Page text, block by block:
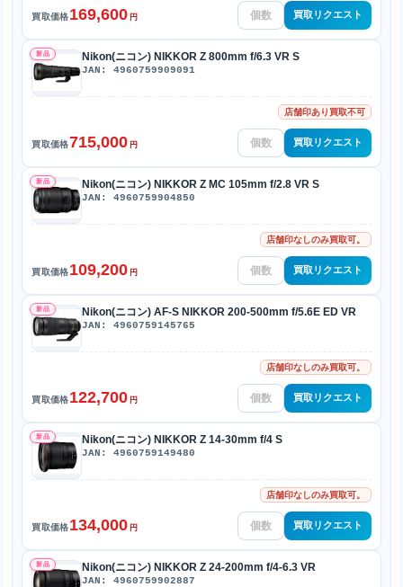
買取価格169,600 円 買取リクエスト
新品 Nikon(ニコン) NIKKOR Z 800mm f/6.3 VR S
JAN: 4960759909091
店舗印あり買取不可
買取価格715,000 円 買取リクエスト
新品 Nikon(ニコン) NIKKOR Z MC 105mm f/2.8 VR S
JAN: 4960759904850
店舗印なしのみ買取可。
買取価格109,200 円 買取リクエスト
新品 Nikon(ニコン) AF-S NIKKOR 200-500mm f/5.6E ED VR
JAN: 4960759145765
店舗印なしのみ買取可。
買取価格122,700 円 買取リクエスト
新品 Nikon(ニコン) NIKKOR Z 14-30mm f/4 S
JAN: 4960759149480
店舗印なしのみ買取可。
買取価格134,000 円 買取リクエスト
新品 Nikon(ニコン) NIKKOR Z 24-200mm f/4-6.3 VR
JAN: 4960759902887